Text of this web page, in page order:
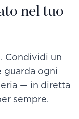
nel tuo
Condividi un
guarda ogni
— in diretta
sempre.